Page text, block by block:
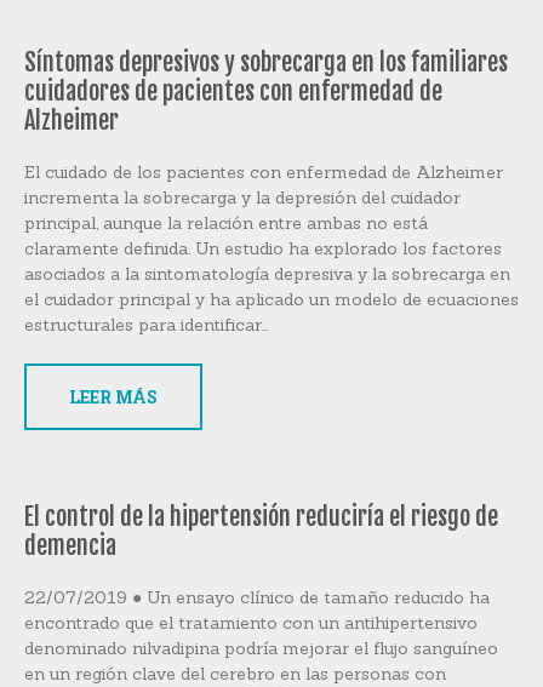
Síntomas depresivos y sobrecarga en los familiares
cuidadores de pacientes con enfermedad de
Alzheimer
El cuidado de los pacientes con enfermedad de Alzheimer
incrementa la sobrecarga y la depresión del cuidador
principal, aunque la relación entre ambas no está
claramente definida. Un estudio ha explorado los factores
asociados a la sintomatología depresiva y la sobrecarga en
el cuidador principal y ha aplicado un modelo de ecuaciones
estructurales para identificar…
LEER MÁS
El control de la hipertensión reduciría el riesgo de
demencia
22/07/2019 ● Un ensayo clínico de tamaño reducido ha
encontrado que el tratamiento con un antihipertensivo
denominado nilvadipina podría mejorar el flujo sanguíneo
en un región clave del cerebro en las personas con